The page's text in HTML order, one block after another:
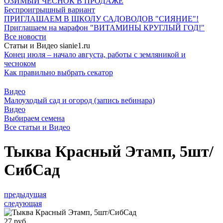
Беспроигрышный вариант
ПРИГЛАШАЕМ В ШКОЛУ САДОВОДОВ "СИЯНИЕ"!
Приглашаем на марафон "ВИТАМИНЫ КРУГЛЫЙ ГОД!"
Все новости
Статьи и Видео sianie1.ru
Конец июля – начало августа, работы с земляникой и
чесноком
Как правильно выбрать секатор
Видео
Малоуходый сад и огород (запись вебинара)
Видео
Выбираем семена
Все cтатьи и Видео
Тыква Красный Этамп, 5шт/
СибСад
предыдущая
следующая
27 руб.